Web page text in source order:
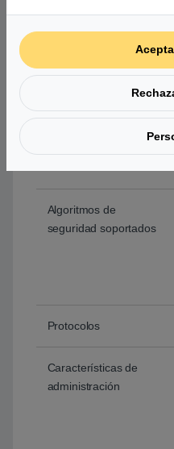
Algoritmos de
seguridad soportados
Protocolos
Características de
administración